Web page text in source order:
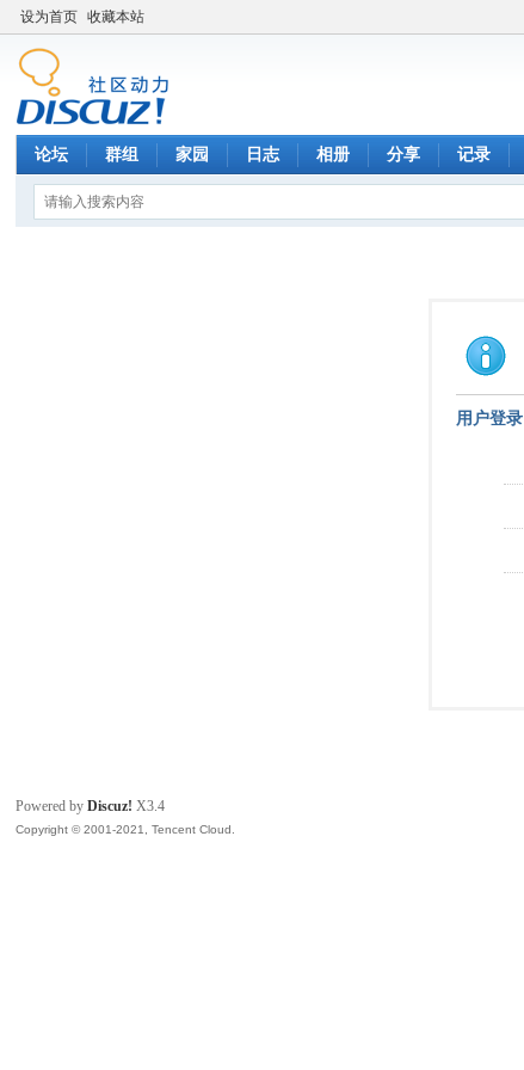
设为首页 收藏本站
论坛 群组 家园 日志 相册 分享 记录
用户登录
Powered byDiscuz! X3.4
Copyright © 2001-2021, Tencent Cloud.